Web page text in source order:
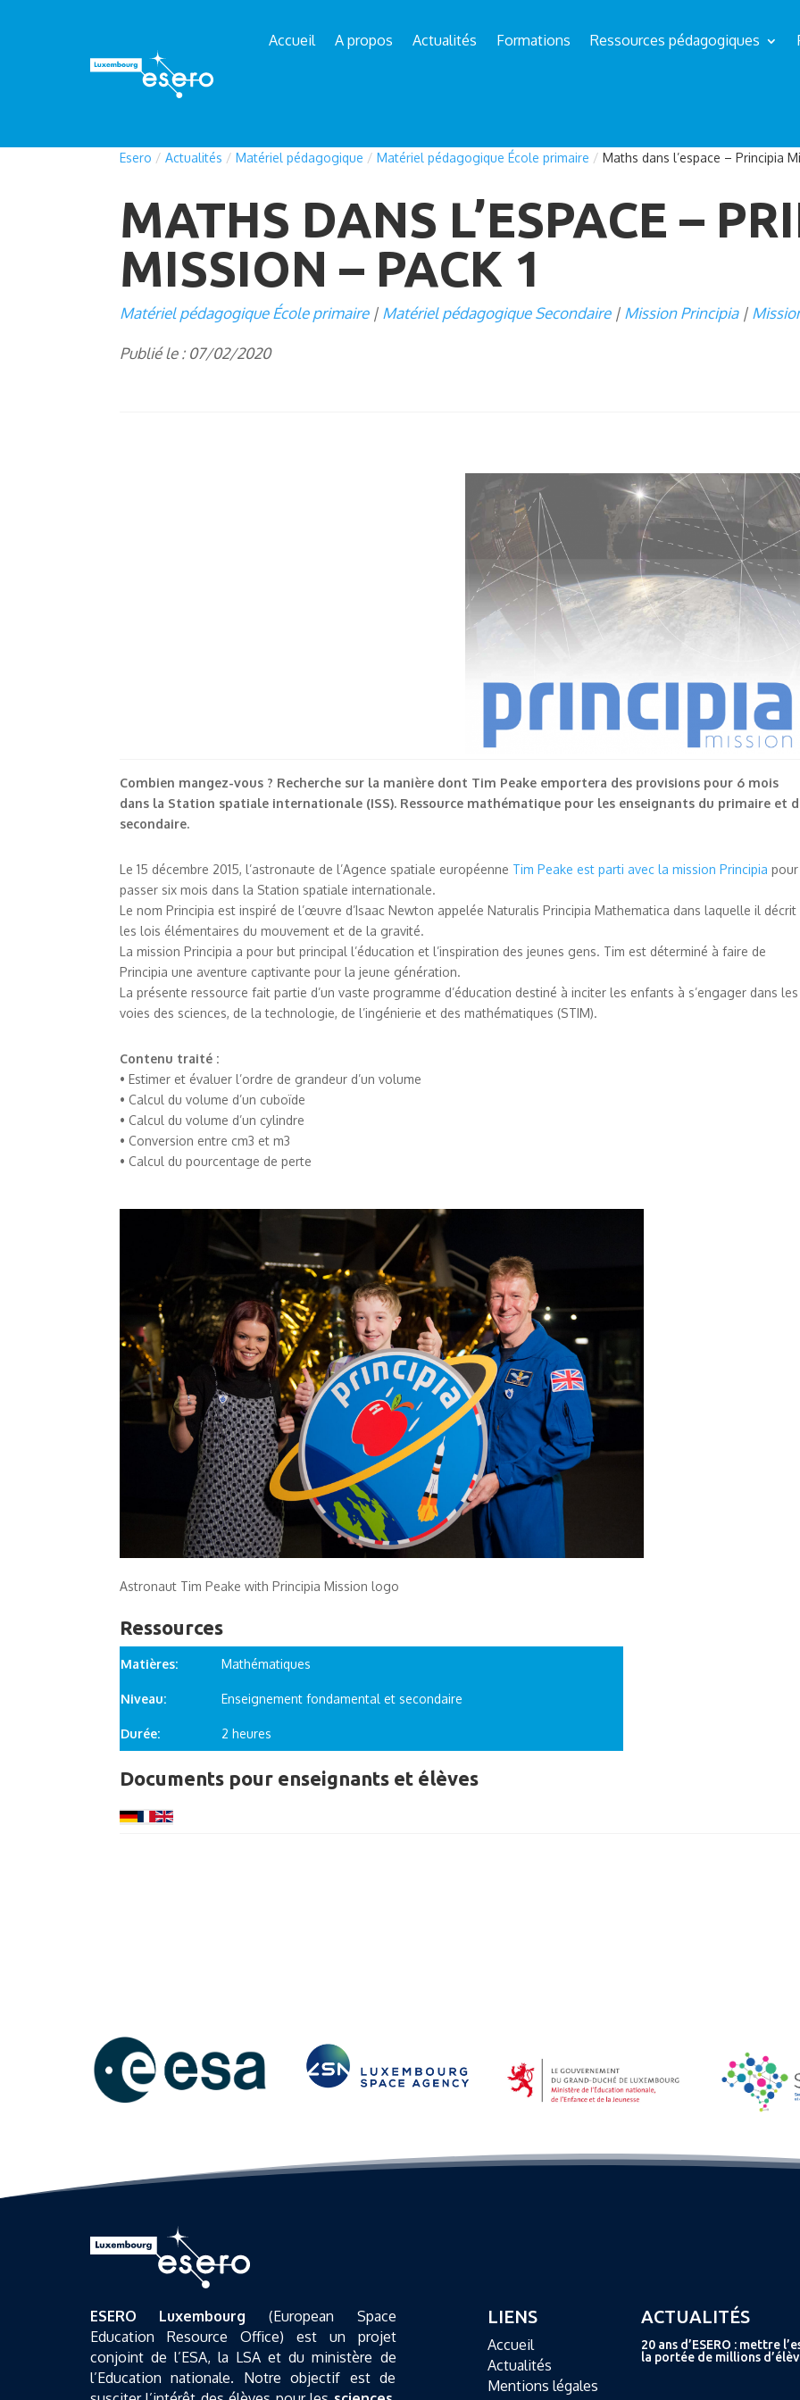
Accueil A propos Actualités Formations Ressources pédagogiques
Esero /Actualités /Matériel pédagogique /Matériel pédagogique École primaire /Maths dans l’espace – Principia
MATHS DANS L’ESPACE –
MISSION – PACK 1
Matériel pédagogique École primaire Matériel pédagogique Secondaire Mission Principia
Publié le : 07/02/2020
Combien mangez-vous ? Recherche sur la manière dont Tim Peake emportera des provisions pour 6 mois
dans la Station spatiale internationale (ISS). Ressource mathématique pour les enseignants du primaire et
secondaire.
Le 15 décembre 2015, l’astronaute de l’Agence spatiale européenne Tim Peake est parti avec la mission Principia pour
passer six mois dans la Station spatiale internationale.
Le nom Principia est inspiré de l’œuvre d’Isaac Newton appelée Naturalis Principia Mathematica dans laquelle il décrit
les lois élémentaires du mouvement et de la gravité.
La mission Principia a pour but principal l’éducation et l’inspiration des jeunes gens. Tim est déterminé à faire de
Principia une aventure captivante pour la jeune génération.
La présente ressource fait partie d’un vaste programme d’éducation destiné à inciter les enfants à s’engager dans les
voies des sciences, de la technologie, de l’ingénierie et des mathématiques (STIM).
Contenu traité :
• Estimer et évaluer l’ordre de grandeur d’un volume
• Calcul du volume d’un cuboïde
• Calcul du volume d’un cylindre
• Conversion entre cm3 et m3
• Calcul du pourcentage de perte
Astronaut Tim Peake with Principia Mission logo
Ressources
Matières: Mathématiques
Niveau: Enseignement fondamental et secondaire
Durée: 2 heures
Documents pour enseignants et élèves
ESERO Luxembourg (European Space
Education Resource Office) est un projet
conjoint de l’ESA, la LSA et du ministère de
l’Education nationale. Notre objectif est de
LIENS
Accueil
Actualités
Mentions légales
ACTUALITÉS
20 ans d’ESERO : mettre
la portée de millions